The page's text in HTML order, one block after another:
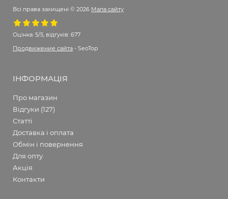
Всі права захищені © 2026 Мапа сайту
Оцінка: 5/5, відгуків: 677
Продвижение сайта - SeoTop
ІНФОРМАЦІЯ
Про магазин
Відгуки (127)
Статті
Доставка і оплата
Обмін і повернення
Для опту
Акція
Контакти